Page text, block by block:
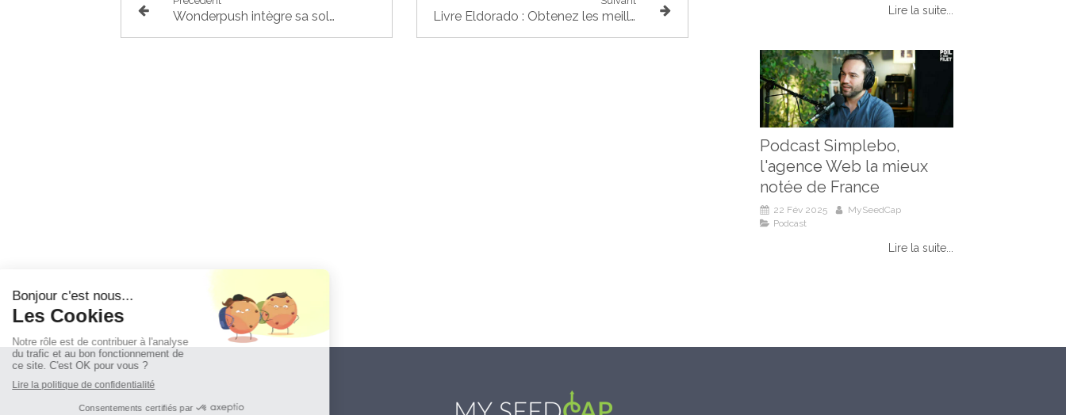
Wonderpush intègre sa solution pour Médecins Sans Frontières Livre Eldorado : Obtenez les meilleurs financements pour votre projet Lire la suite...
Podcast Simplebo,
l'agence Web la mieux
notée de France
22 Fév 2025
MySeedCap
Podcast
Lire la suite...